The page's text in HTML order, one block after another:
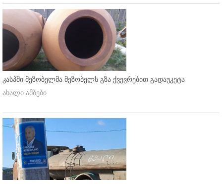
კასპში მეზობელმა მეზობელს გზა ქვევრებით გადაუკეტა
ახალი ამბები